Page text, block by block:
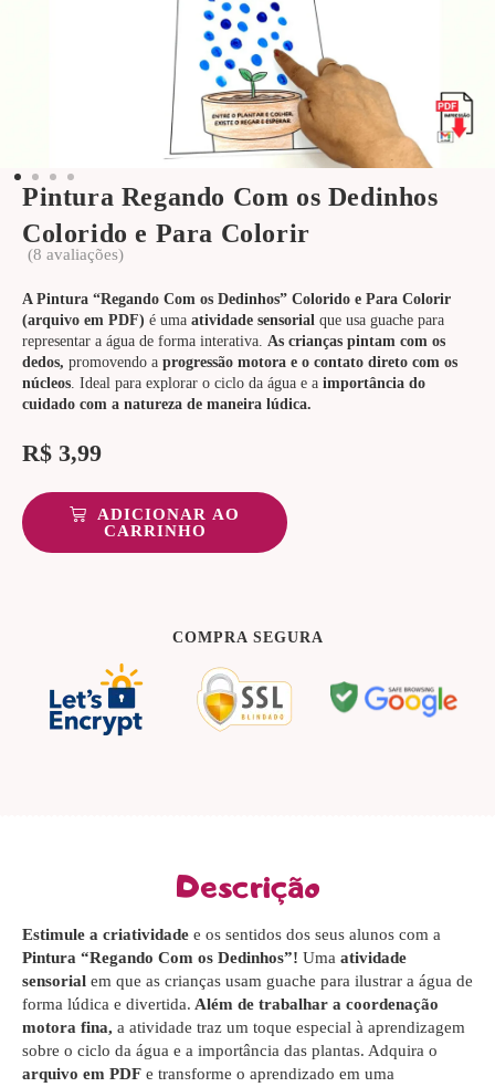
Pintura Regando Com os Dedinhos
Colorido e Para Colorir
(8 avaliações)
A Pintura “Regando Com os Dedinhos” Colorido e Para Colorir
(arquivo em PDF) é uma atividade sensorial que usa guache para
representar a água de forma interativa. As crianças pintam com os
dedos, promovendo a progressão motora e o contato direto com os
núcleos. Ideal para explorar o ciclo da água e a importância do
cuidado com a natureza de maneira lúdica.
R$ 3,99
ADICIONAR AO
CARRINHO
COMPRA SEGURA
Descrição
Estimule a criatividade e os sentidos dos seus alunos com a
Pintura “Regando Com os Dedinhos”! Uma atividade
sensorial em que as crianças usam guache para ilustrar a água de
forma lúdica e divertida. Além de trabalhar a coordenação
motora fina, a atividade traz um toque especial à aprendizagem
sobre o ciclo da água e a importância das plantas. Adquira o
arquivo em PDF e transforme o aprendizado em uma